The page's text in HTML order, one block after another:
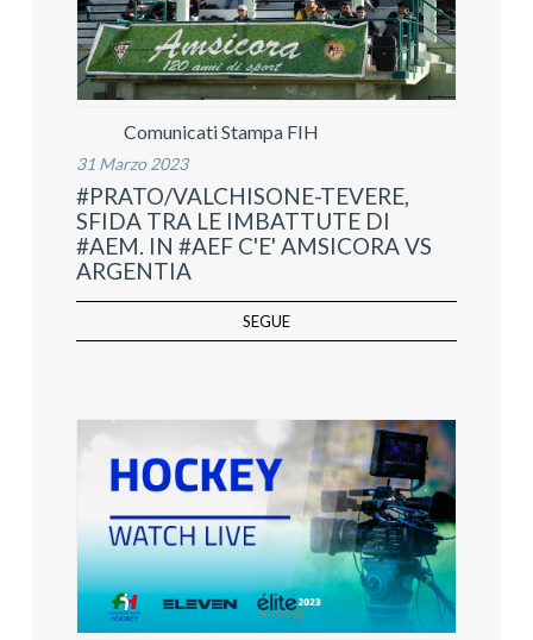
Comunicati Stampa FIH
31 Marzo 2023
#PRATO/VALCHISONE-TEVERE,
SFIDA TRA LE IMBATTUTE DI
#AEM. IN #AEF C'E' AMSICORA VS
ARGENTIA
SEGUE